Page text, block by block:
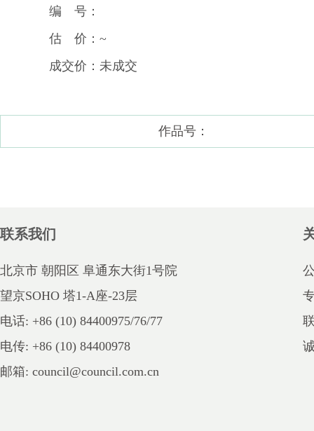
编 号：
估 价：~
成交价：未成交
作品号：
联系我们
北京市 朝阳区 阜通东大街1号院
望京SOHO 塔1-A座-23层
电话: +86 (10) 84400975/76/77
电传: +86 (10) 84400978
邮箱: council@council.com.cn